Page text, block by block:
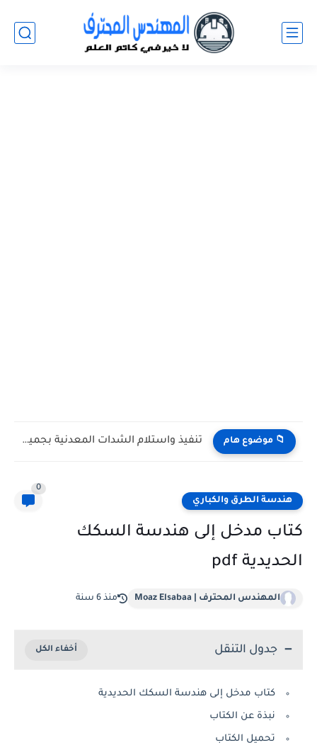
📁 موضوع هام تنفيذ واستلام الشدات المعدنية بجميع انواعها | شرح وافي مصور...
هندسة الطرق والكباري
0
كتاب مدخل إلى هندسة السكك
الحديدية pdf
المهندس المحترف | Moaz Elsabaa منذ 6 سنة
جدول التنقل
كتاب مدخل إلى هندسة السكك الحديدية
نبذة عن الكتاب
تحميل الكتاب